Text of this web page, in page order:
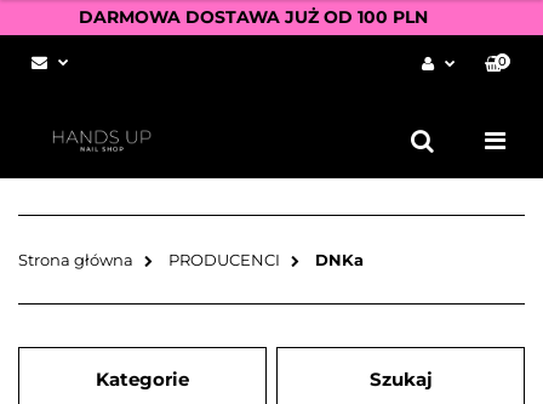
DARMOWA DOSTAWA JUŻ OD 100 PLN
Zarejestruj się
Dodaj zgłoszenie
Zgody cookies
0
Strona główna PRODUCENCI DNKa
Kategorie Szukaj